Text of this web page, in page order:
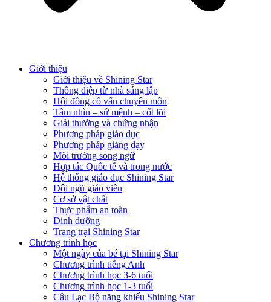
Giới thiệu
Giới thiệu về Shining Star
Thông điệp từ nhà sáng lập
Hội đồng cố vấn chuyên môn
Tầm nhìn – sứ mệnh – cốt lõi
Giải thưởng và chứng nhận
Phương pháp giáo dục
Phương pháp giảng dạy
Môi trường song ngữ
Hợp tác Quốc tế và trong nước
Hệ thống giáo dục Shining Star
Đội ngũ giáo viên
Cơ sở vật chất
Thực phẩm an toàn
Dinh dưỡng
Trang trại Shining Star
Chương trình học
Một ngày của bé tại Shining Star
Chương trình tiếng Anh
Chương trình học 3-6 tuổi
Chương trình học 1-3 tuổi
Câu Lạc Bộ năng khiếu Shining Star